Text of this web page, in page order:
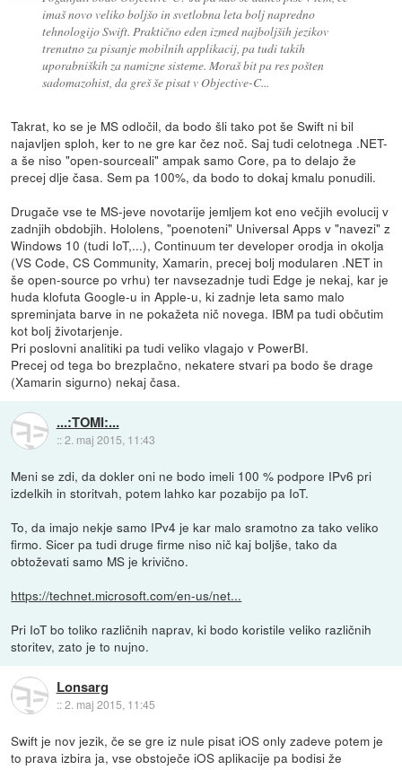
imaš novo veliko boljšo in svetlobna leta bolj napredno
tehnologijo Swift. Praktično eden izmed najboljših jezikov
trenutno za pisanje mobilnih applikacij, pa tudi takih
uporabniških za namizne sisteme. Moraš bit pa res pošten
sadomazohist, da greš še pisat v Objective-C...
Takrat, ko se je MS odločil, da bodo šli tako pot še Swift ni bil
najavljen sploh, ker to ne gre kar čez noč. Saj tudi celotnega .NET-
a še niso "open-sourceali" ampak samo Core, pa to delajo že
precej dlje časa. Sem pa 100%, da bodo to dokaj kmalu ponudili.
Drugače vse te MS-jeve novotarije jemljem kot eno večjih evolucij v
zadnjih obdobjih. Hololens, "poenoteni" Universal Apps v "navezi" z
Windows 10 (tudi IoT,...), Continuum ter developer orodja in okolja
(VS Code, CS Community, Xamarin, precej bolj modularen .NET in
še open-source po vrhu) ter navsezadnje tudi Edge je nekaj, kar je
huda klofuta Google-u in Apple-u, ki zadnje leta samo malo
spreminjata barve in ne pokažeta nič novega. IBM pa tudi občutim
kot bolj životarjenje.
Pri poslovni analitiki pa tudi veliko vlagajo v PowerBI.
Precej od tega bo brezplačno, nekatere stvari pa bodo še drage
(Xamarin sigurno) nekaj časa.
...:TOMI:...
::2. maj 2015, 11:43
Meni se zdi, da dokler oni ne bodo imeli 100 % podpore IPv6 pri
izdelkih in storitvah, potem lahko kar pozabijo pa IoT.
To, da imajo nekje samo IPv4 je kar malo sramotno za tako veliko
firmo. Sicer pa tudi druge firme niso nič kaj boljše, tako da
obtoževati samo MS je krivično.
https://technet.microsoft.com/en-us/net...
Pri IoT bo toliko različnih naprav, ki bodo koristile veliko različnih
storitev, zato je to nujno.
Lonsarg
::2. maj 2015, 11:45
Swift je nov jezik, če se gre iz nule pisat iOS only zadeve potem je
to prava izbira ja, vse obstoječe iOS aplikacije pa bodisi že